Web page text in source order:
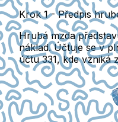
Krok 1 - Předpis
Hrubá mzda
náklad.Účtuje se v
účtu 331, kde vzniká